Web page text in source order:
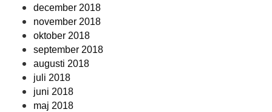
december 2018
november 2018
oktober 2018
september 2018
augusti 2018
juli 2018
juni 2018
maj 2018